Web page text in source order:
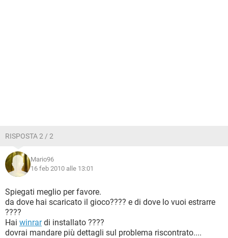
RISPOSTA 2 / 2
Mario96
16 feb 2010 alle 13:01
Spiegati meglio per favore.
da dove hai scaricato il gioco???? e di dove lo vuoi estrarre
????
Hai winrardi installato ????
dovrai mandare più dettagli sul problema riscontrato....